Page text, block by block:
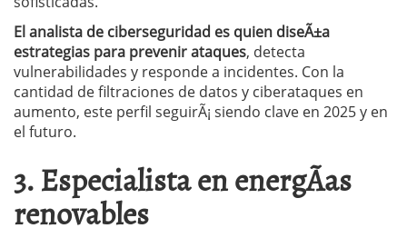
El analista de ciberseguridad es quien diseÃ±a
estrategias para prevenir ataques, detecta
vulnerabilidades y responde a incidentes. Con la
cantidad de filtraciones de datos y ciberataques en
aumento, este perfil seguirÃ¡ siendo clave en 2025 y en
el futuro.
3. Especialista en energÃ­as
renovables